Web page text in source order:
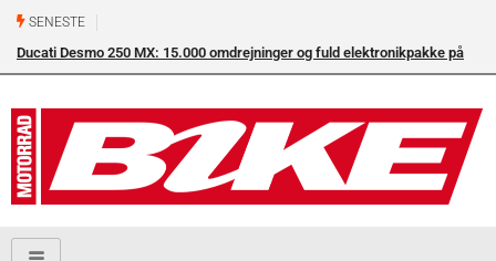
SENESTE
MX: 15.000 omdrejninger og fuld elektronikpakke på
Superbike-VM skifter